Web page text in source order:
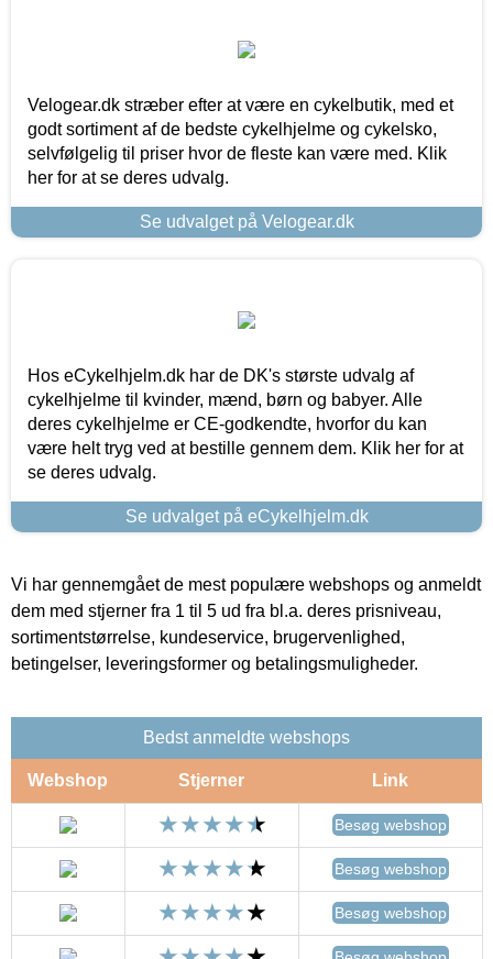
Velogear.dk stræber efter at være en cykelbutik, med et
godt sortiment af de bedste cykelhjelme og cykelsko,
selvfølgelig til priser hvor de fleste kan være med. Klik
her for at se deres udvalg.
Se udvalget på Velogear.dk
Hos eCykelhjelm.dk har de DK's største udvalg af
cykelhjelme til kvinder, mænd, børn og babyer. Alle
deres cykelhjelme er CE-godkendte, hvorfor du kan
være helt tryg ved at bestille gennem dem. Klik her for at
se deres udvalg.
Se udvalget på eCykelhjelm.dk
Vi har gennemgået de mest populære webshops og anmeldt
dem med stjerner fra 1 til 5 ud fra bl.a. deres prisniveau,
sortimentstørrelse, kundeservice, brugervenlighed,
betingelser, leveringsformer og betalingsmuligheder.
Bedst anmeldte webshops
Webshop Stjerner Link
Besøg webshop
Besøg webshop
Besøg webshop